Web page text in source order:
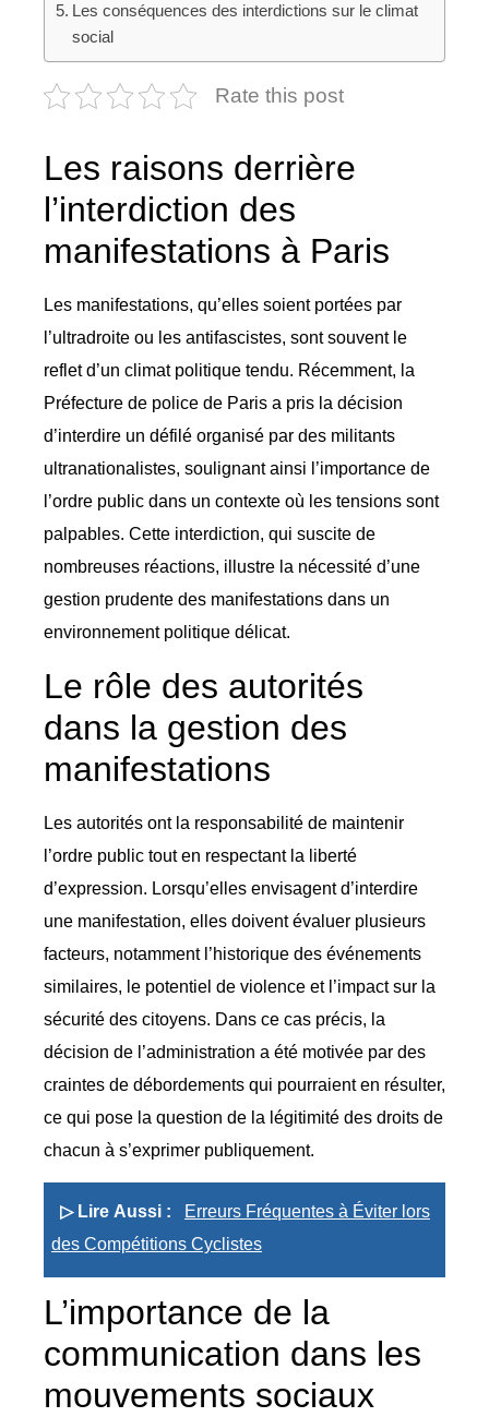
Les conséquences des interdictions sur le climat
social
Rate this post
Les raisons derrière
l’interdiction des
manifestations à Paris
Les manifestations, qu’elles soient portées par
l’ultradroite ou les antifascistes, sont souvent le
reflet d’un climat politique tendu. Récemment, la
Préfecture de police de Paris a pris la décision
d’interdire un défilé organisé par des militants
ultranationalistes, soulignant ainsi l’importance de
l’ordre public dans un contexte où les tensions sont
palpables. Cette interdiction, qui suscite de
nombreuses réactions, illustre la nécessité d’une
gestion prudente des manifestations dans un
environnement politique délicat.
Le rôle des autorités
dans la gestion des
manifestations
Les autorités ont la responsabilité de maintenir
l’ordre public tout en respectant la liberté
d’expression. Lorsqu’elles envisagent d’interdire
une manifestation, elles doivent évaluer plusieurs
facteurs, notamment l’historique des événements
similaires, le potentiel de violence et l’impact sur la
sécurité des citoyens. Dans ce cas précis, la
décision de l’administration a été motivée par des
craintes de débordements qui pourraient en résulter,
ce qui pose la question de la légitimité des droits de
chacun à s’exprimer publiquement.
▷ Lire Aussi :
Erreurs Fréquentes à Éviter lors
des Compétitions Cyclistes
L’importance de la
communication dans les
mouvements sociaux